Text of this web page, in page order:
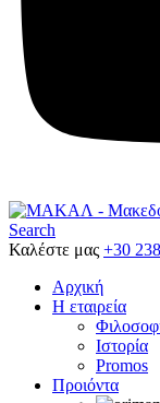
Search
Καλέστε μας +30
Αρχική
Η εταιρεία
Ιστορία
Promos
Προιόντα